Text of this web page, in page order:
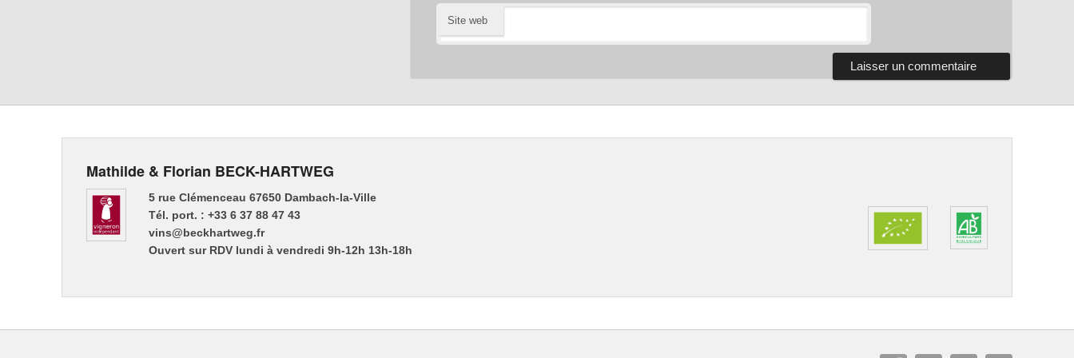
Site web
Mathilde & Florian BECK-HARTWEG
5 rue Clémenceau 67650 Dambach-la-Ville
Tél. port. : +33 6 37 88 47 43
vins@beckhartweg.fr
Ouvert sur RDV lundi à vendredi 9h-12h 13h-18h